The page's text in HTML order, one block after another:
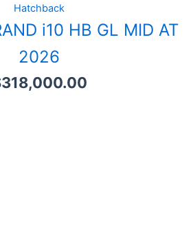
Hatchback
i10 HB GL MID AT
2026
318,000.00